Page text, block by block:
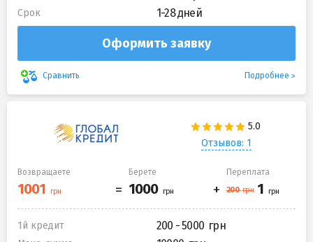
Срок 1-28 дней
Оформить заявку
Сравнить Подробнее
Отзывов: 1
Возвращаете Берете Переплата
1й кредит 200 - 5000